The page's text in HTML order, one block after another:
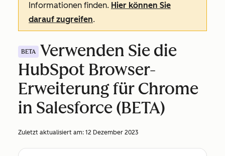
Informationen finden. Hier können Sie
darauf zugreifen.
BETA
Verwenden Sie die
HubSpot Browser-
Erweiterung für Chrome
in Salesforce (BETA)
Zuletzt aktualisiert am: 12 Dezember 2023